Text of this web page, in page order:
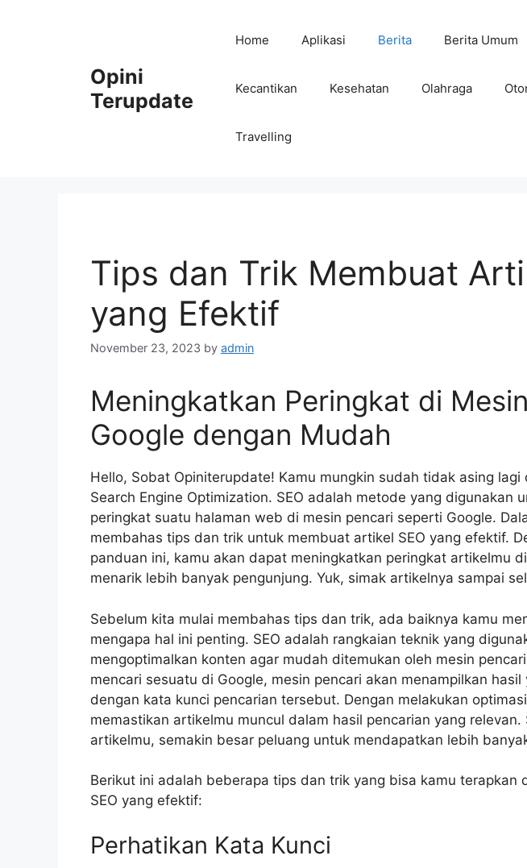
Opini
Terupdate
Home Aplikasi Berita Berita Umum
Kecantikan Kesehatan Olahraga
Travelling
Tips dan Trik Membuat
yang Efektif
November 23, 2023 by admin
Meningkatkan Peringkat di
Google dengan Mudah
Hello, Sobat Opiniterupdate! Kamu mungkin sudah tidak asing lagi
Search Engine Optimization. SEO adalah metode yang digunakan
peringkat suatu halaman web di mesin pencari seperti Google.
membahas tips dan trik untuk membuat artikel SEO yang efektif.
panduan ini, kamu akan dapat meningkatkan peringkat artikelmu
menarik lebih banyak pengunjung. Yuk, simak artikelnya sampai
Sebelum kita mulai membahas tips dan trik, ada baiknya kamu
mengapa hal ini penting. SEO adalah rangkaian teknik yang
mengoptimalkan konten agar mudah ditemukan oleh mesin
mencari sesuatu di Google, mesin pencari akan menampilkan hasil
dengan kata kunci pencarian tersebut. Dengan melakukan
memastikan artikelmu muncul dalam hasil pencarian yang
artikelmu, semakin besar peluang untuk mendapatkan lebih
Berikut ini adalah beberapa tips dan trik yang bisa kamu terapkan
SEO yang efektif:
Perhatikan Kata Kunci